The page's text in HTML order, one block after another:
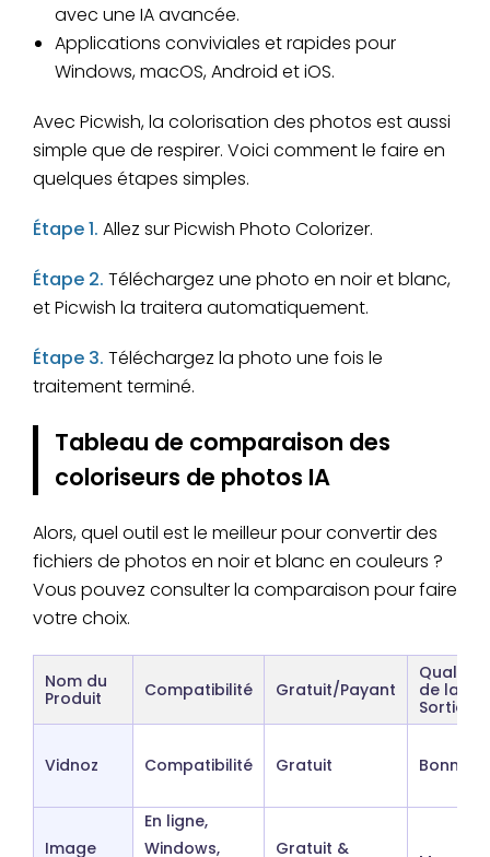
avec une IA avancée.
Applications conviviales et rapides pour
Windows, macOS, Android et iOS.
Avec Picwish, la colorisation des photos est aussi
simple que de respirer. Voici comment le faire en
quelques étapes simples.
Étape 1. Allez sur Picwish Photo Colorizer.
Étape 2. Téléchargez une photo en noir et blanc,
et Picwish la traitera automatiquement.
Étape 3. Téléchargez la photo une fois le
traitement terminé.
Tableau de comparaison des
coloriseurs de photos IA
Alors, quel outil est le meilleur pour convertir des
fichiers de photos en noir et blanc en couleurs ?
Vous pouvez consulter la comparaison pour faire
votre choix.
Nom du
Produit
Compatibilité Gratuit/Payant
Qualité
de la
Sortie
Vidnoz Compatibilité Gratuit Bonne
Image
En ligne,
Windows,
Gratuit &